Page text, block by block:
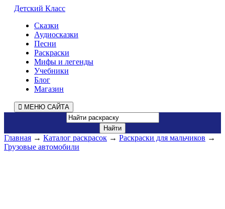
Детский Класс
Сказки
Аудиосказки
Песни
Раскраски
Мифы и легенды
Учебники
Блог
Магазин
МЕНЮ САЙТА
Главная → Каталог раскрасок → Раскраски для мальчиков →
Грузовые автомобили